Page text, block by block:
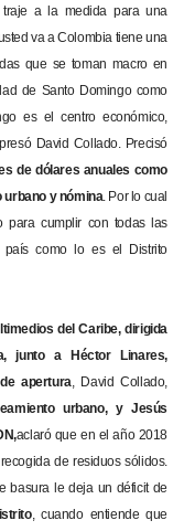
a la medida para una
va a Colombia tiene una
que se toman macro en
de Santo Domingo como
es el centro económico,
David Collado. Precisó
de dólares anuales como
urbano y nómina . Por lo cual
para cumplir con todas las
país como lo es el Distrito
del Caribe, dirigida
junto a Héctor Linares,
apertura , David Collado,
urbano, y Jesús
aclaró que en el año 2018
de residuos sólidos.
basura le deja un déficit de
, cuando entiende que